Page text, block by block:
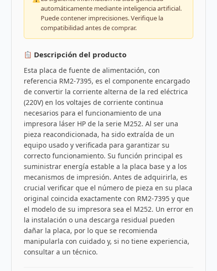
automáticamente mediante inteligencia artificial.
Puede contener imprecisiones. Verifique la
compatibilidad antes de comprar.
Descripción del producto
Esta placa de fuente de alimentación, con
referencia RM2-7395, es el componente encargado
de convertir la corriente alterna de la red eléctrica
(220V) en los voltajes de corriente continua
necesarios para el funcionamiento de una
impresora láser HP de la serie M252. Al ser una
pieza reacondicionada, ha sido extraída de un
equipo usado y verificada para garantizar su
correcto funcionamiento. Su función principal es
suministrar energía estable a la placa base y a los
mecanismos de impresión. Antes de adquirirla, es
crucial verificar que el número de pieza en su placa
original coincida exactamente con RM2-7395 y que
el modelo de su impresora sea el M252. Un error en
la instalación o una descarga residual pueden
dañar la placa, por lo que se recomienda
manipularla con cuidado y, si no tiene experiencia,
consultar a un técnico.